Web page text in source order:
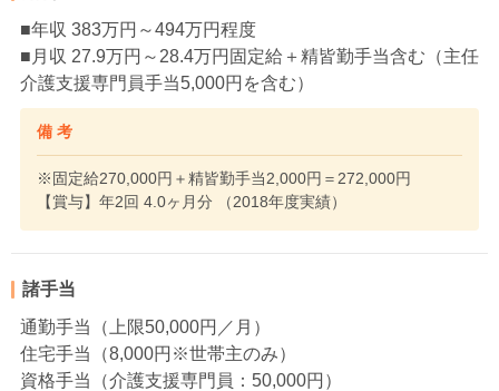
■年収 383万円～494万円程度
■月収 27.9万円～28.4万円固定給＋精皆勤手当含む（主任
介護支援専門員手当5,000円を含む）
備 考
※固定給270,000円＋精皆勤手当2,000円＝272,000円
【賞与】年2回 4.0ヶ月分 （2018年度実績）
諸手当
通勤手当（上限50,000円／月）
住宅手当（8,000円※世帯主のみ）
資格手当（介護支援専門員：50,000円）